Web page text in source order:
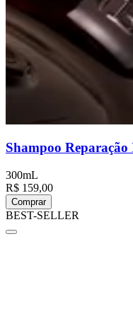
Shampoo
300mL
R$ 159,00
Comprar
BEST-SELLER